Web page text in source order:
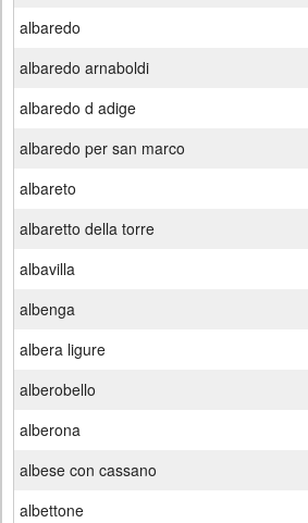
albaredo
albaredo arnaboldi
albaredo d adige
albaredo per san marco
albareto
albaretto della torre
albavilla
albenga
albera ligure
alberobello
alberona
albese con cassano
albettone